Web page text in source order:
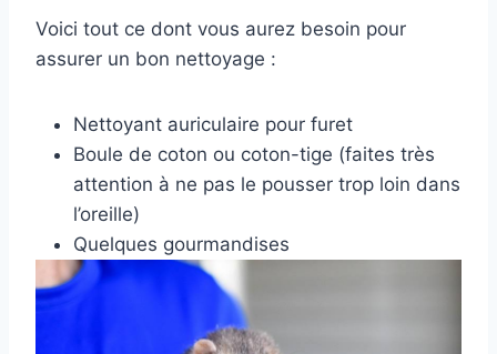
Voici tout ce dont vous aurez besoin pour
assurer un bon nettoyage :
Nettoyant auriculaire pour furet
Boule de coton ou coton-tige (faites très
attention à ne pas le pousser trop loin dans
l’oreille)
Quelques gourmandises